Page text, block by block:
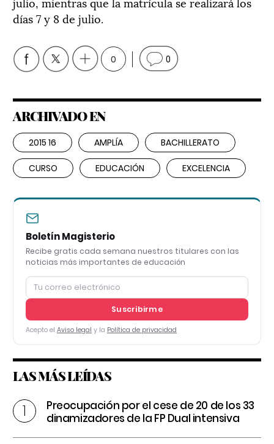
días 7 y 8 de julio.
0 0
ARCHIVADO EN
2015 16 AMPLÍA BACHILLERATO
CURSO EDUCACIÓN EXCELENCIA
Boletín Magisterio
Recibe gratis cada semana nuestros titulares con las
noticias más importantes de educación
Suscribirme
Acepto el Aviso legal y la Política de privacidad
LAS MÁS LEÍDAS
Preocupación por el cese de 20 de los 33
dinamizadores de la FP Dual intensiva